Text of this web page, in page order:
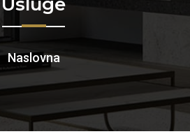
Naslovna